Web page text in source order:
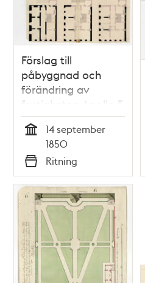
Förslag till
påbyggnad och
förändring av
fastigheten Apollo 5
14 september
1850
Typ
Ritning